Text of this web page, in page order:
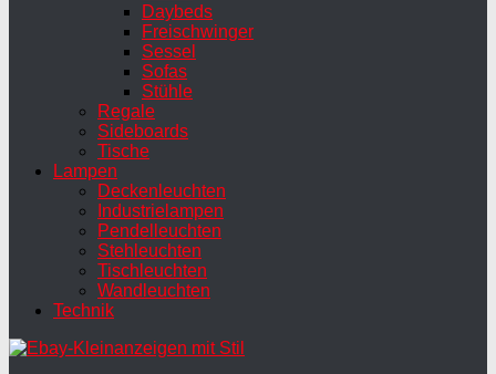
Daybeds
Freischwinger
Sessel
Sofas
Stühle
Regale
Sideboards
Tische
Lampen
Deckenleuchten
Industrielampen
Pendelleuchten
Stehleuchten
Tischleuchten
Wandleuchten
Technik